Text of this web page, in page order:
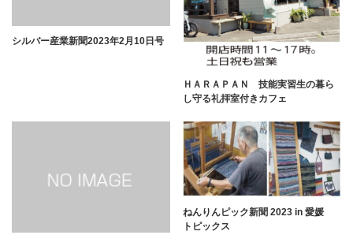
シルバー産業新聞2023年2月10日号
ＨＡＲＡＰＡＮ 技能実習生の暮ら
し守る礼拝室付きカフェ
ねんりんピック新聞 2023 in 愛媛
トピックス